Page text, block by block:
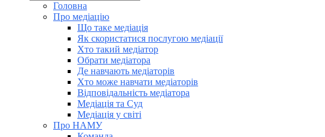
Головна
Про медіацію
Що таке медіація
Як скористатися послугою медіації
Хто такий медіатор
Обрати медіатора
Де навчають медіаторів
Хто може навчати медіаторів
Відповідальність медіатора
Медіація та Суд
Медіація у світі
Про НАМУ